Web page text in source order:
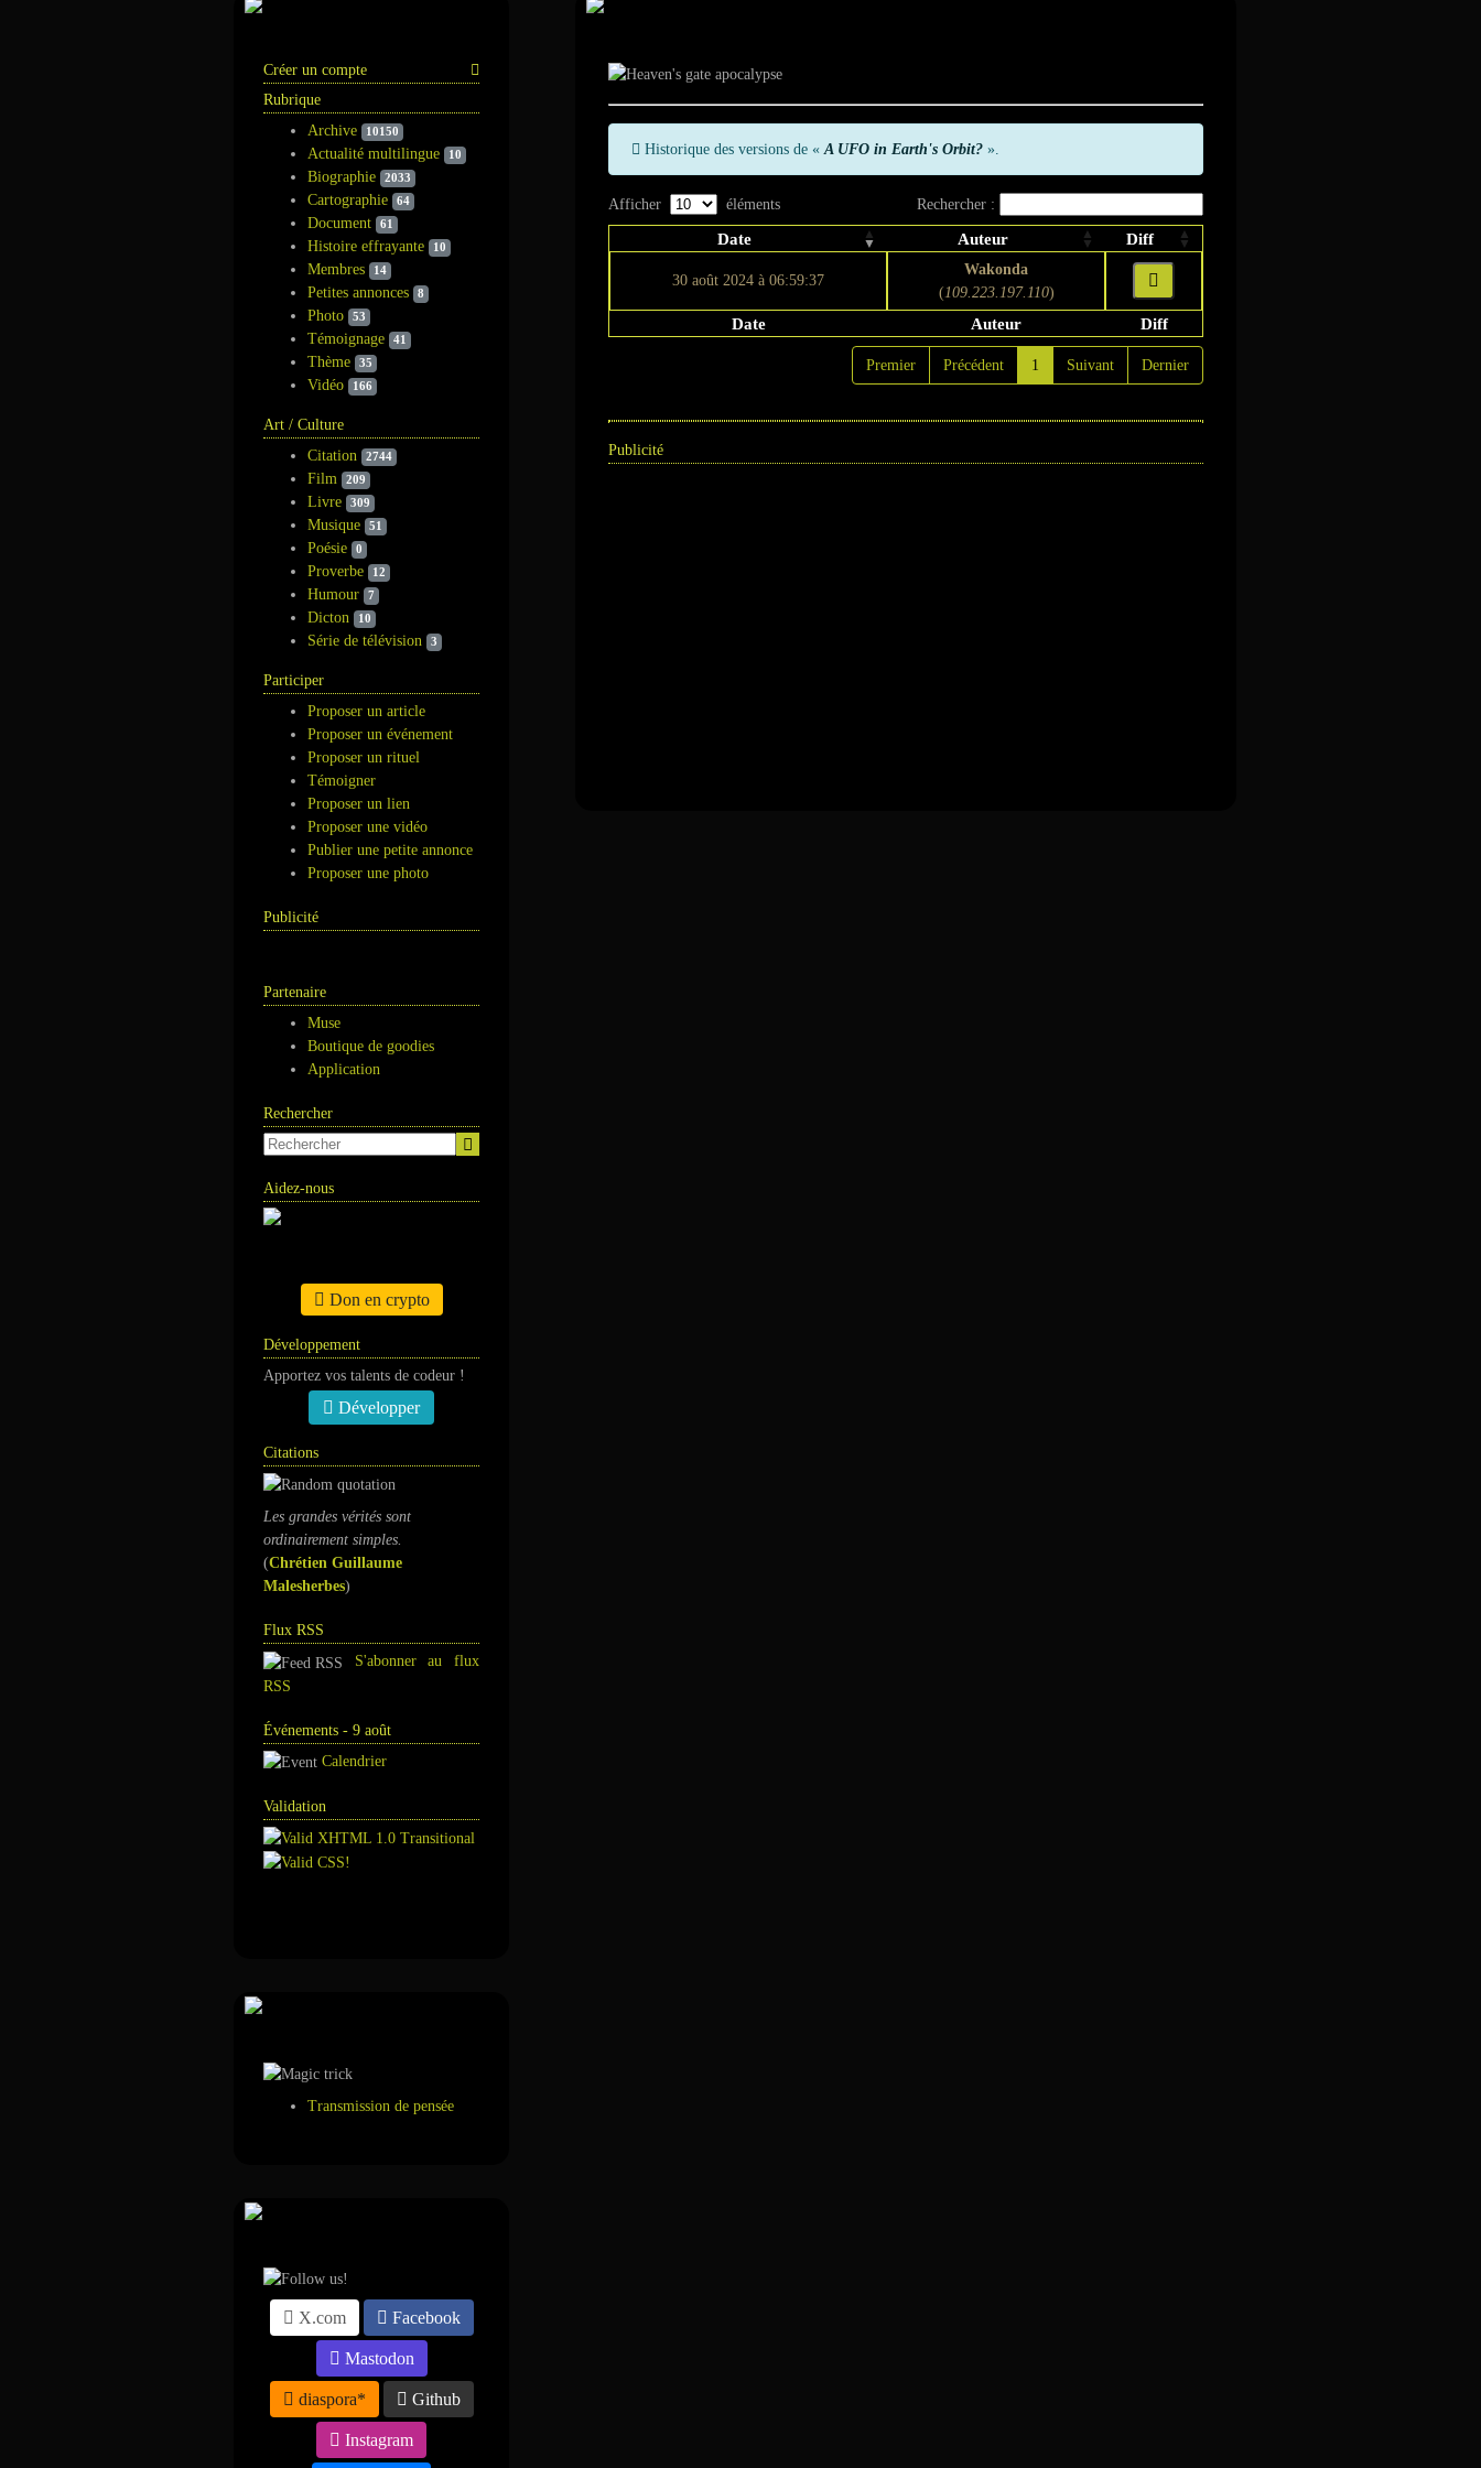
Créer un compte
Rubrique
Archive
10150
Actualité multilingue 10
Biographie 2033
Cartographie 64
Document 61
Histoire effrayante 10
Membres 14
Petites annonces 8
Photo 53
Témoignage 41
Thème 35
Vidéo 166
Art / Culture
Citation
2744
Film 209
Livre 309
Musique 51
Poésie 0
Proverbe 12
Humour 7
Dicton 10
Série de télévision 3
Participer
Proposer un article
Proposer un événement
Proposer un rituel
Témoigner
Proposer un lien
Proposer une vidéo
Publier une petite annonce
Proposer une photo
Publicité
Partenaire
Muse
Boutique de goodies
Application
Rechercher
Aidez-nous
Don en crypto
Développement
Apportez vos talents de codeur !
Développer
Citations
Les grandes vérités sont
ordinairement simples.
(Chrétien Guillaume
Malesherbes)
Flux RSS
S'abonner au flux
RSS
Événements - 9 août
Calendrier
Validation
Transmission de pensée
X.com Facebook
Mastodon
diaspora* Github
Instagram
Historique des versions de «A UFO in Earth's Orbit? ».
Afficher éléments Rechercher :
Date Auteur Diff
30 août 2024 à 06:59:37
Wakonda
(109.223.197.110)
Date Auteur Diff
Premier Précédent 1 Suivant Dernier
Publicité